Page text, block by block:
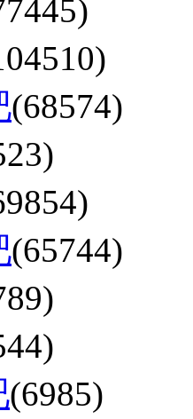
(68574)
(65744)
(6985)